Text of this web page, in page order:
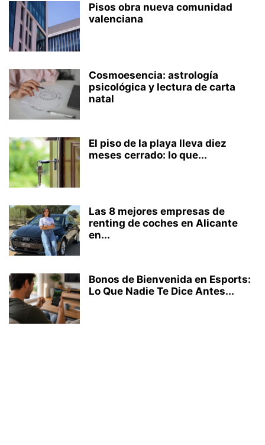
Pisos obra nueva comunidad
valenciana
Cosmoesencia: astrología
psicológica y lectura de carta
natal
El piso de la playa lleva diez
meses cerrado: lo que...
Las 8 mejores empresas de
renting de coches en Alicante
en...
Bonos de Bienvenida en Esports:
Lo Que Nadie Te Dice Antes...